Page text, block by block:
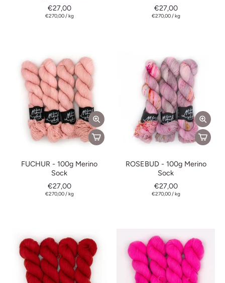
€27,00
€270,00/kg
€27,00
€270,00/kg
FUCHUR - 100g Merino
Sock
€27,00
€270,00/kg
ROSEBUD - 100g Merino
Sock
€27,00
€270,00/kg